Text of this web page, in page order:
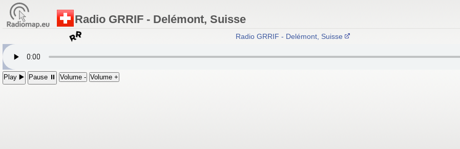
Radio GRRIF - Delémont, Suisse
Radio GRRIF - Delémont, Suisse
Play ▶️ Pause ⏸ Volume - Volume +